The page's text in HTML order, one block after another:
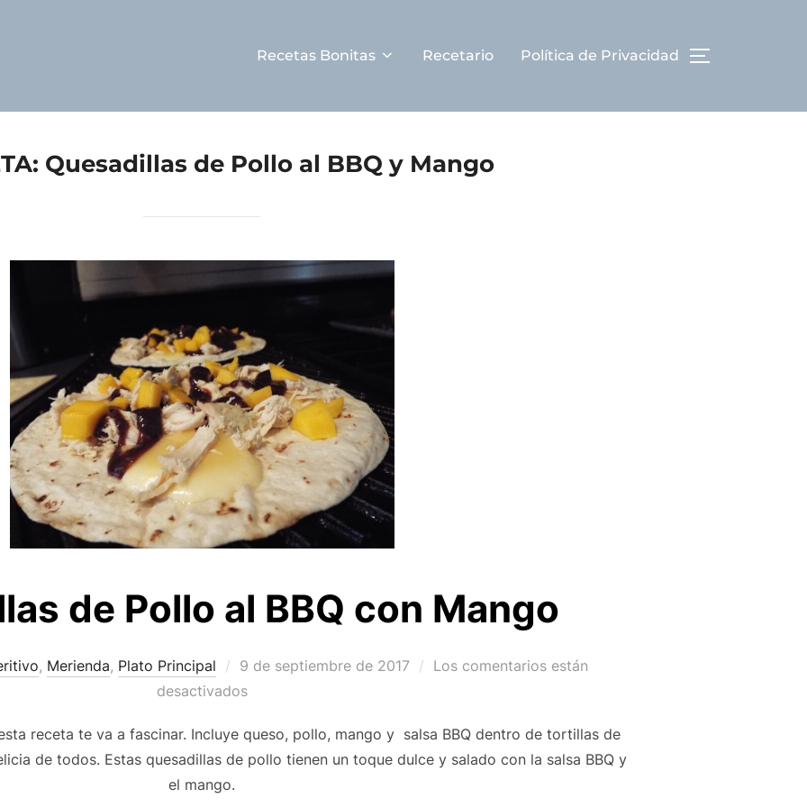
Recetas Bonitas Recetario Política de Privacidad ALTERNAR
Quesadillas de Pollo al BBQ y Mango
de Pollo al BBQ con Mango
, Merienda, Plato Principal
Publicado
el
9 de septiembre de 2017
Los comentarios están
desactivados
receta te va a fascinar. Incluye queso, pollo, mango y salsa BBQ dentro de tortillas de
de todos. Estas quesadillas de pollo tienen un toque dulce y salado con la salsa BBQ y
el mango.